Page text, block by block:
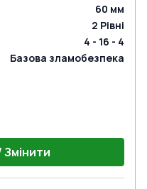
60 мм
2 Рівні
4 - 16 - 4
Базова зламобезпека